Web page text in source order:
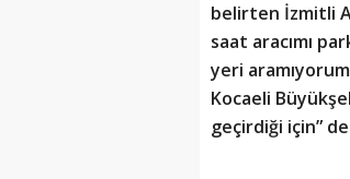
belirten İzmitli
saat aracımı
yeri
Kocaeli
geçirdiği için”